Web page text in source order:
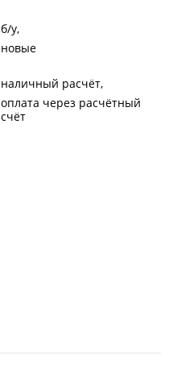
б/у
новые
наличный расчёт
оплата через расчётный
счёт